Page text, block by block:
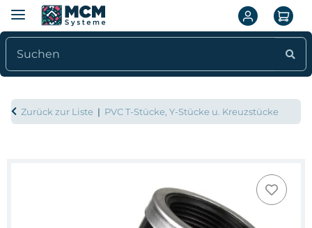
Zurück zur Liste PVC T-Stücke, Y-Stücke u. Kreuzstücke